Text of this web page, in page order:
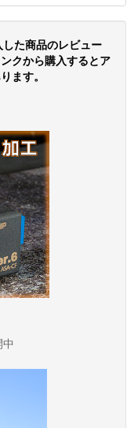
た商品のレビュー
クから購入するとア
ます。